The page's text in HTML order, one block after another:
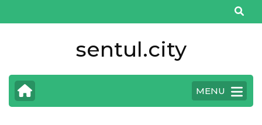
ke
Enter)
sentul.city
MENU